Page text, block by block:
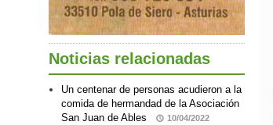
Noticias relacionadas
Un centenar de personas acudieron a la
comida de hermandad de la Asociación
San Juan de Ables
10/04/2022